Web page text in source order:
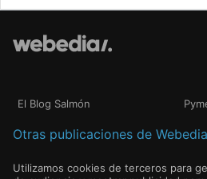
El Blog Salmón
Otras publicaciones de Webedia
Utilizamos cookies de terceros para